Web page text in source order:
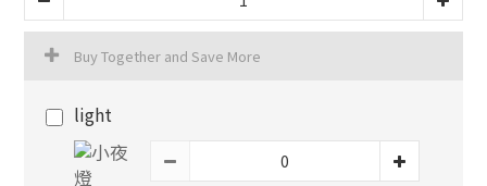
Buy Together and Save More
light